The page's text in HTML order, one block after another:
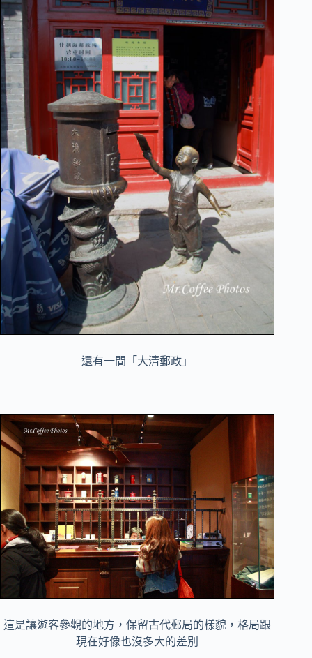
還有一間「大清郵政」
這是讓遊客參觀的地方，保留古代郵局的樣貌，格局跟
現在好像也沒多大的差別